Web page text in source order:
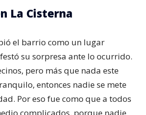
La Cisterna
el barrio como un lugar
su sorpresa ante lo ocurrido.
pero más que nada este
entonces nadie se mete
Por eso fue como que a todos
complicados, porque nadie